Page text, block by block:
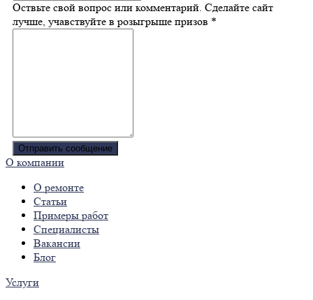
Оствьте свой вопрос или комментарий. Сделайте сайт
лучше, учавствуйте в розыгрыше призов *
Отправить сообщение
О компании
О ремонте
Статьи
Примеры работ
Специалисты
Вакансии
Блог
Услуги